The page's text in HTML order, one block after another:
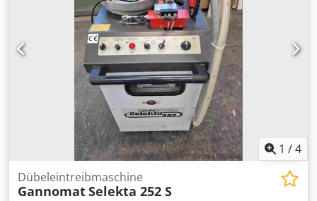
1 Stk Set für Reihenbohren im System Codpfsxnlfljx Aizorf
Nattheim Csdpfx Aisy Dd I Hozerf
1 /4
Dübeleintreibmaschine
GannomatSelekta 252 S